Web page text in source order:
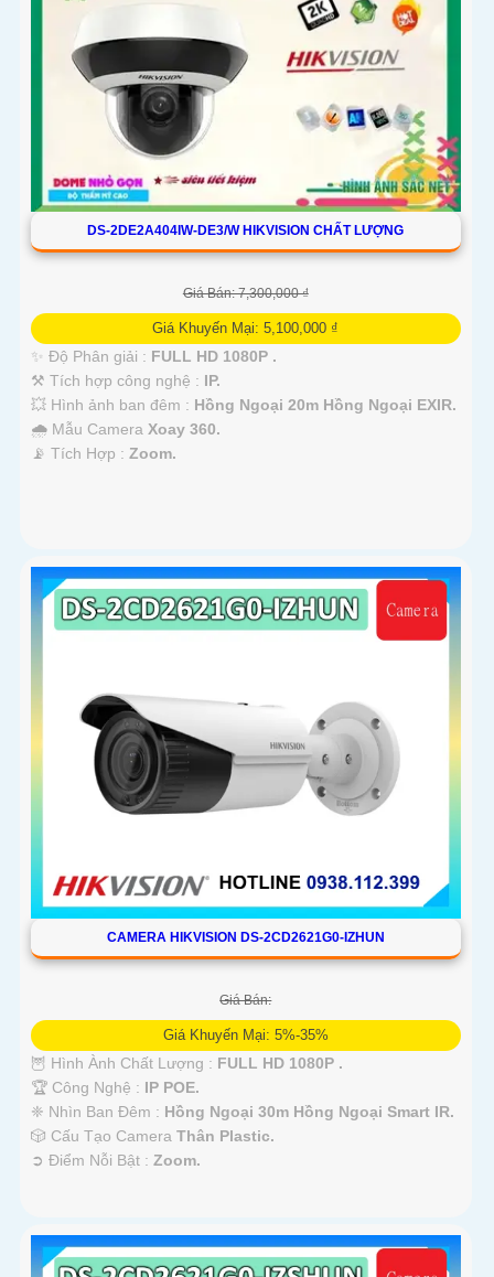
DS-2DE2A404IW-DE3/W HIKVISION CHẤT LƯỢNG
Giá Bán: 7,300,000 ₫
Giá Khuyến Mại: 5,100,000 ₫
✨ Độ Phân giải : FULL HD 1080P .
⚒ Tích hợp công nghệ : IP.
💥 Hình ảnh ban đêm : Hồng Ngoại 20m Hồng Ngoại EXIR.
🌧️ Mẫu Camera Xoay 360.
️📡 Tích Hợp : Zoom.
CAMERA HIKVISION DS-2CD2621G0-IZHUN
Giá Bán:
Giá Khuyến Mại: 5%-35%
🦉 Hình Ành Chất Lượng : FULL HD 1080P .
🏆 Công Nghệ : IP POE.
❈ Nhìn Ban Đêm : Hồng Ngoại 30m Hồng Ngoại Smart IR.
🎲 Cấu Tạo Camera Thân Plastic.
️➲ Điểm Nỗi Bật : Zoom.